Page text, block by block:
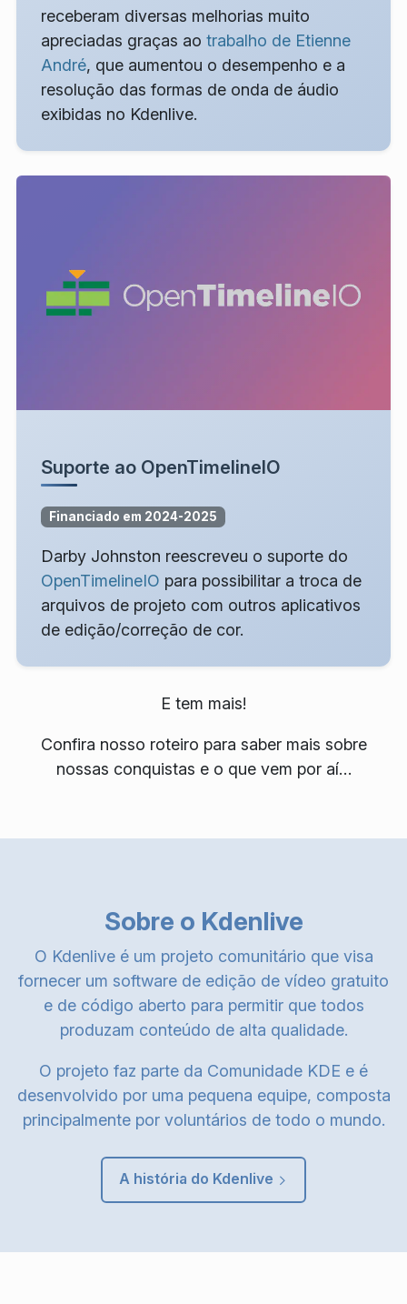
receberam diversas melhorias muito
apreciadas graças ao trabalho de Etienne
André, que aumentou o desempenho e a
resolução das formas de onda de áudio
exibidas no Kdenlive.
Suporte ao OpenTimelineIO
Financiado em 2024-2025
Darby Johnston reescreveu o suporte do
OpenTimelineIO para possibilitar a troca de
arquivos de projeto com outros aplicativos
de edição/correção de cor.
E tem mais!
Confira nosso roteiro para saber mais sobre
nossas conquistas e o que vem por aí…
Sobre o Kdenlive
O Kdenlive é um projeto comunitário que visa
fornecer um software de edição de vídeo gratuito
e de código aberto para permitir que todos
produzam conteúdo de alta qualidade.
O projeto faz parte da Comunidade KDE e é
desenvolvido por uma pequena equipe, composta
principalmente por voluntários de todo o mundo.
A história do Kdenlive